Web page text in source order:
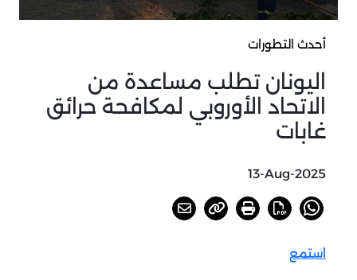
أحدث التطورات
اليونان تطلب مساعدة من
الاتحاد الأوروبي لمكافحة حرائق
غابات
13-Aug-2025
استمع